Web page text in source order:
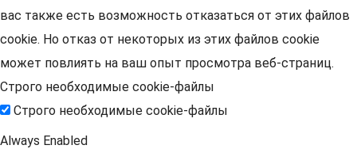
вас также есть возможность отказаться от этих файлов
cookie. Но отказ от некоторых из этих файлов cookie
может повлиять на ваш опыт просмотра веб-страниц.
Строго необходимые cookie-файлы
Строго необходимые cookie-файлы
Always Enabled